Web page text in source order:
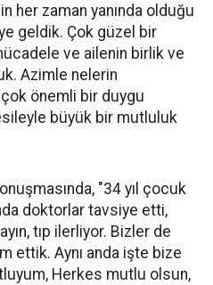
her zaman yanında olduğu
geldik. Çok güzel bir
ve ailenin birlik ve
Azimle nelerin
çok önemli bir duygu
büyük bir mutluluk
"34 yıl çocuk
doktorlar tavsiye etti,
tıp ilerliyor. Bizler de
ettik. Aynı anda işte bize
Herkes mutlu olsun,